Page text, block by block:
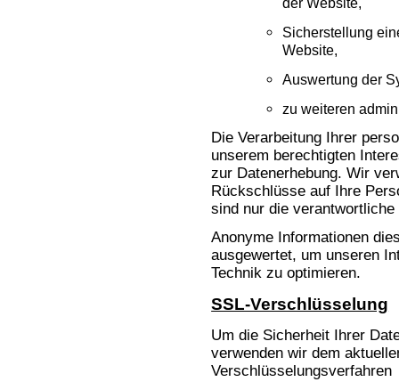
Sicherstellung
Website,
Auswertung der
zu weiteren
Die Verarbeitung Ihrer
unserem berechtigten
zur Datenerhebung. Wir
Rückschlüsse auf Ihre
sind nur die
Anonyme Informationen
ausgewertet, um unseren
Technik zu optimieren.
SSL-Verschlüsselung
Um die Sicherheit Ihrer
verwenden wir dem
Verschlüsselungsverfahren